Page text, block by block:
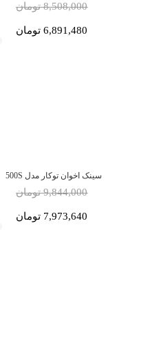
8,508,000 تومان
6,891,480 تومان
سینک اخوان توکار مدل 500S
9,844,000 تومان
7,973,640 تومان